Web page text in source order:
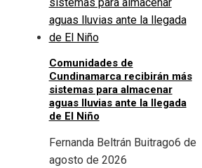
Comunidades de
Cundinamarca recibirán más
sistemas para almacenar
aguas lluvias ante la llegada
de El Niño
Fernanda Beltrán Buitrago6 de
agosto de 2026